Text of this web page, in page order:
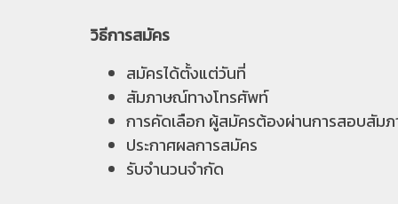
วิธีการสมัคร
สมัครได้ตั้งแต่วันที่
สัมภาษณ์ทางโทรศัพท์
การคัดเลือก ผู้สมัครต้องผ่านการสอบสัม
ประกาศผลการสมัคร
รับจำนวนจำกัด